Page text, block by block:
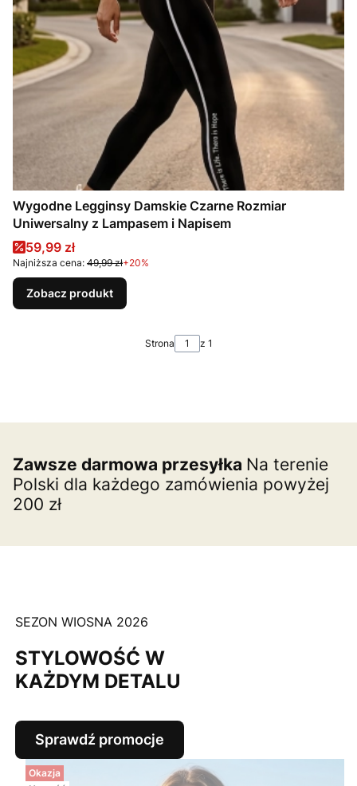
Wygodne Legginsy Damskie Czarne Rozmiar
Uniwersalny z Lampasem i Napisem
Cena promocyjna
59,99 zł
Najniższa cena: 49,99 zł+20%
Zobacz produkt
Strona z 1
Zawsze darmowa przesyłka Na terenie
Polski dla każdego zamówienia powyżej
200 zł
SEZON WIOSNA 2026
STYLOWOŚĆ W
KAŻDYM DETALU
Sprawdź promocje
Okazja